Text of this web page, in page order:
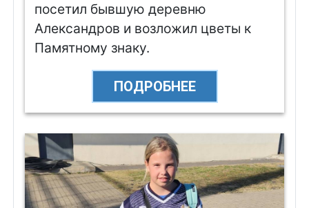
посетил бывшую деревню
Александров и возложил цветы к
Памятному знаку.
ПОДРОБНЕЕ